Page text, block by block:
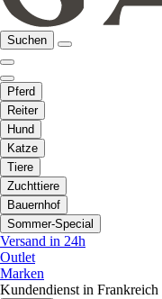
Suchen
Pferd
Reiter
Hund
Katze
Tiere
Zuchttiere
Bauernhof
Sommer-Special
Versand in 24h
Outlet
Marken
Kundendienst in Frankreich